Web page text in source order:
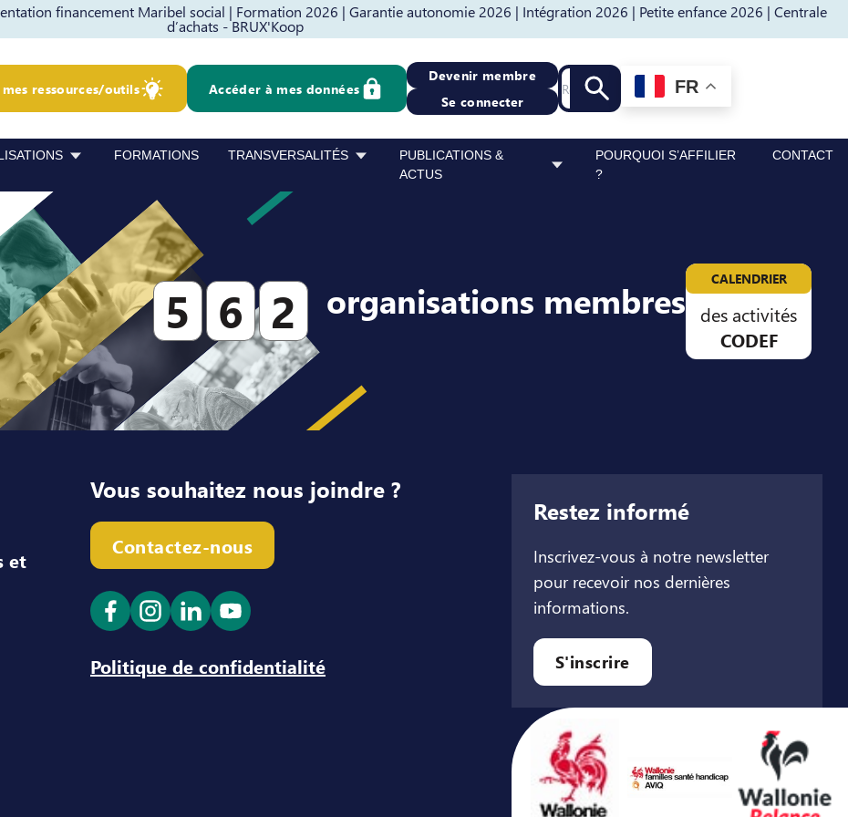
financement Maribel social | Formation 2026 | Garantie autonomie 2026 | Intégration 2026 | Petite enfance 2026 | Centrale
d’achats - BRUX'Koop
ressources/outils Accéder à mes données
Devenir membre
Se connecter
Recherche
Lancer la recherche
FR
FORMATIONS TRANSVERSALITÉS
PUBLICATIONS &
ACTUS
POURQUOI S’AFFILIER
?
CONTACT
5 6 2 organisations membres CALENDRIER
des activités
CODEF
et
Vous souhaitez nous joindre ?
Contactez-nous
Ouvrir le lien dans un nouvel onglet
Ouvrir le lien dans un nouvel onglet
Ouvrir le lien dans un nouvel onglet
Ouvrir le lien dans un nouvel onglet
Politique de confidentialité
Restez informé
Inscrivez-vous à notre newsletter
pour recevoir nos dernières
informations.
S'inscrire
Avec le soutien de ...